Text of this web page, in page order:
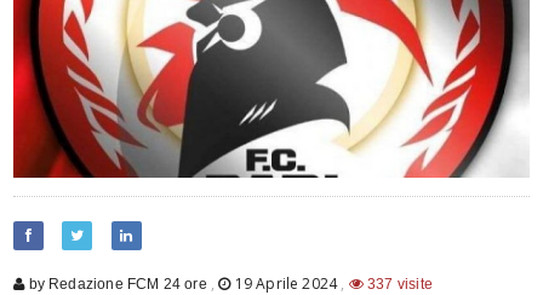
by Redazione FCM 24 ore , 19 Aprile 2024, 337 visite